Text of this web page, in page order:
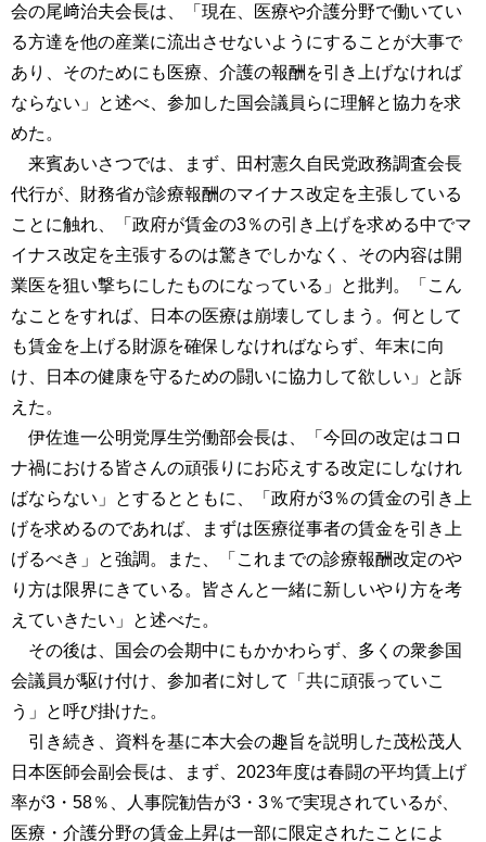
会の尾﨑治夫会長は、「現在、医療や介護分野で働いてい
る方達を他の産業に流出させないようにすることが大事で
あり、そのためにも医療、介護の報酬を引き上げなければ
ならない」と述べ、参加した国会議員らに理解と協力を求
めた。
来賓あいさつでは、まず、田村憲久自民党政務調査会長
代行が、財務省が診療報酬のマイナス改定を主張している
ことに触れ、「政府が賃金の3％の引き上げを求める中でマ
イナス改定を主張するのは驚きでしかなく、その内容は開
業医を狙い撃ちにしたものになっている」と批判。「こん
なことをすれば、日本の医療は崩壊してしまう。何として
も賃金を上げる財源を確保しなければならず、年末に向
け、日本の健康を守るための闘いに協力して欲しい」と訴
えた。
伊佐進一公明党厚生労働部会長は、「今回の改定はコロ
ナ禍における皆さんの頑張りにお応えする改定にしなけれ
ばならない」とするとともに、「政府が3％の賃金の引き上
げを求めるのであれば、まずは医療従事者の賃金を引き上
げるべき」と強調。また、「これまでの診療報酬改定のや
り方は限界にきている。皆さんと一緒に新しいやり方を考
えていきたい」と述べた。
その後は、国会の会期中にもかかわらず、多くの衆参国
会議員が駆け付け、参加者に対して「共に頑張っていこ
う」と呼び掛けた。
引き続き、資料を基に本大会の趣旨を説明した茂松茂人
日本医師会副会長は、まず、2023年度は春闘の平均賃上げ
率が3・58％、人事院勧告が3・3％で実現されているが、
医療・介護分野の賃金上昇は一部に限定されたことによ